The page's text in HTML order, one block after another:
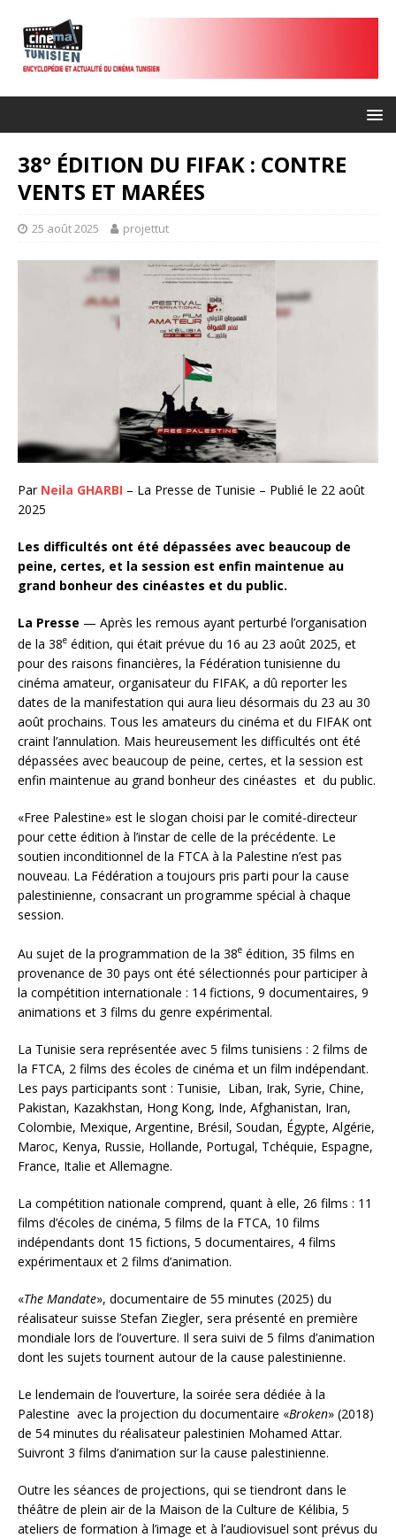
38° ÉDITION DU FIFAK : CONTRE
VENTS ET MARÉES
25 août 2025 projettut
Par Neila GHARBI – La Presse de Tunisie – Publié le 22 août
2025
Les difficultés ont été dépassées avec beaucoup de
peine, certes, et la session est enfin maintenue au
grand bonheur des cinéastes et du public.
La Presse — Après les remous ayant perturbé l’organisation
de la 38e édition, qui était prévue du 16 au 23 août 2025, et
pour des raisons financières, la Fédération tunisienne du
cinéma amateur, organisateur du FIFAK, a dû reporter les
dates de la manifestation qui aura lieu désormais du 23 au 30
août prochains. Tous les amateurs du cinéma et du FIFAK ont
craint l’annulation. Mais heureusement les difficultés ont été
dépassées avec beaucoup de peine, certes, et la session est
enfin maintenue au grand bonheur des cinéastes et du public.
«Free Palestine» est le slogan choisi par le comité-directeur
pour cette édition à l’instar de celle de la précédente. Le
soutien inconditionnel de la FTCA à la Palestine n’est pas
nouveau. La Fédération a toujours pris parti pour la cause
palestinienne, consacrant un programme spécial à chaque
session.
Au sujet de la programmation de la 38e édition, 35 films en
provenance de 30 pays ont été sélectionnés pour participer à
la compétition internationale : 14 fictions, 9 documentaires, 9
animations et 3 films du genre expérimental.
La Tunisie sera représentée avec 5 films tunisiens : 2 films de
la FTCA, 2 films des écoles de cinéma et un film indépendant.
Les pays participants sont : Tunisie, Liban, Irak, Syrie, Chine,
Pakistan, Kazakhstan, Hong Kong, Inde, Afghanistan, Iran,
Colombie, Mexique, Argentine, Brésil, Soudan, Égypte, Algérie,
Maroc, Kenya, Russie, Hollande, Portugal, Tchéquie, Espagne,
France, Italie et Allemagne.
La compétition nationale comprend, quant à elle, 26 films : 11
films d’écoles de cinéma, 5 films de la FTCA, 10 films
indépendants dont 15 fictions, 5 documentaires, 4 films
expérimentaux et 2 films d’animation.
«The Mandate», documentaire de 55 minutes (2025) du
réalisateur suisse Stefan Ziegler, sera présenté en première
mondiale lors de l’ouverture. Il sera suivi de 5 films d’animation
dont les sujets tournent autour de la cause palestinienne.
Le lendemain de l’ouverture, la soirée sera dédiée à la
Palestine avec la projection du documentaire «Broken» (2018)
de 54 minutes du réalisateur palestinien Mohamed Attar.
Suivront 3 films d’animation sur la cause palestinienne.
Outre les séances de projections, qui se tiendront dans le
théâtre de plein air de la Maison de la Culture de Kélibia, 5
ateliers de formation à l’image et à l’audiovisuel sont prévus du